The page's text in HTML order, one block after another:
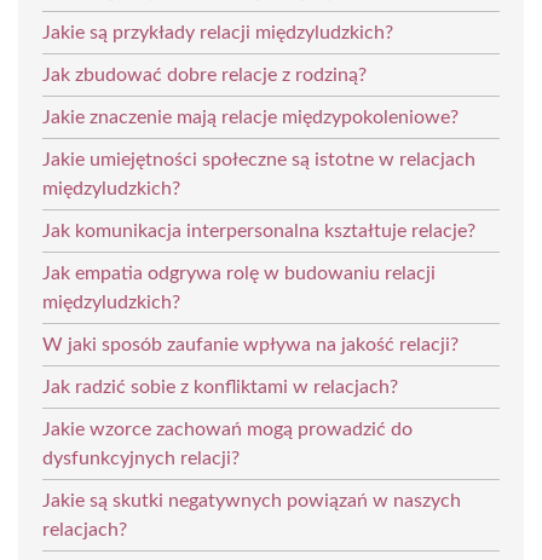
Jakie są przykłady relacji międzyludzkich?
Jak zbudować dobre relacje z rodziną?
Jakie znaczenie mają relacje międzypokoleniowe?
Jakie umiejętności społeczne są istotne w relacjach
międzyludzkich?
Jak komunikacja interpersonalna kształtuje relacje?
Jak empatia odgrywa rolę w budowaniu relacji
międzyludzkich?
W jaki sposób zaufanie wpływa na jakość relacji?
Jak radzić sobie z konfliktami w relacjach?
Jakie wzorce zachowań mogą prowadzić do
dysfunkcyjnych relacji?
Jakie są skutki negatywnych powiązań w naszych
relacjach?